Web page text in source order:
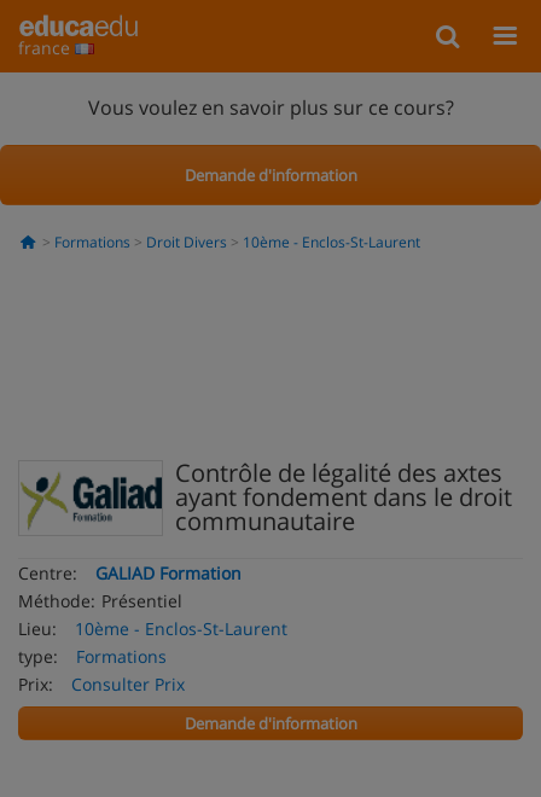
france
Vous voulez en savoir plus sur ce cours?
Demande d'information
Formations Droit Divers 10ème - Enclos-St-Laurent
Contrôle de légalité des axtes
ayant fondement dans le droit
communautaire
Centre:
GALIAD Formation
Méthode: Présentiel
Lieu:
10ème - Enclos-St-Laurent
type:
Formations
Prix:
Consulter Prix
Demande d'information